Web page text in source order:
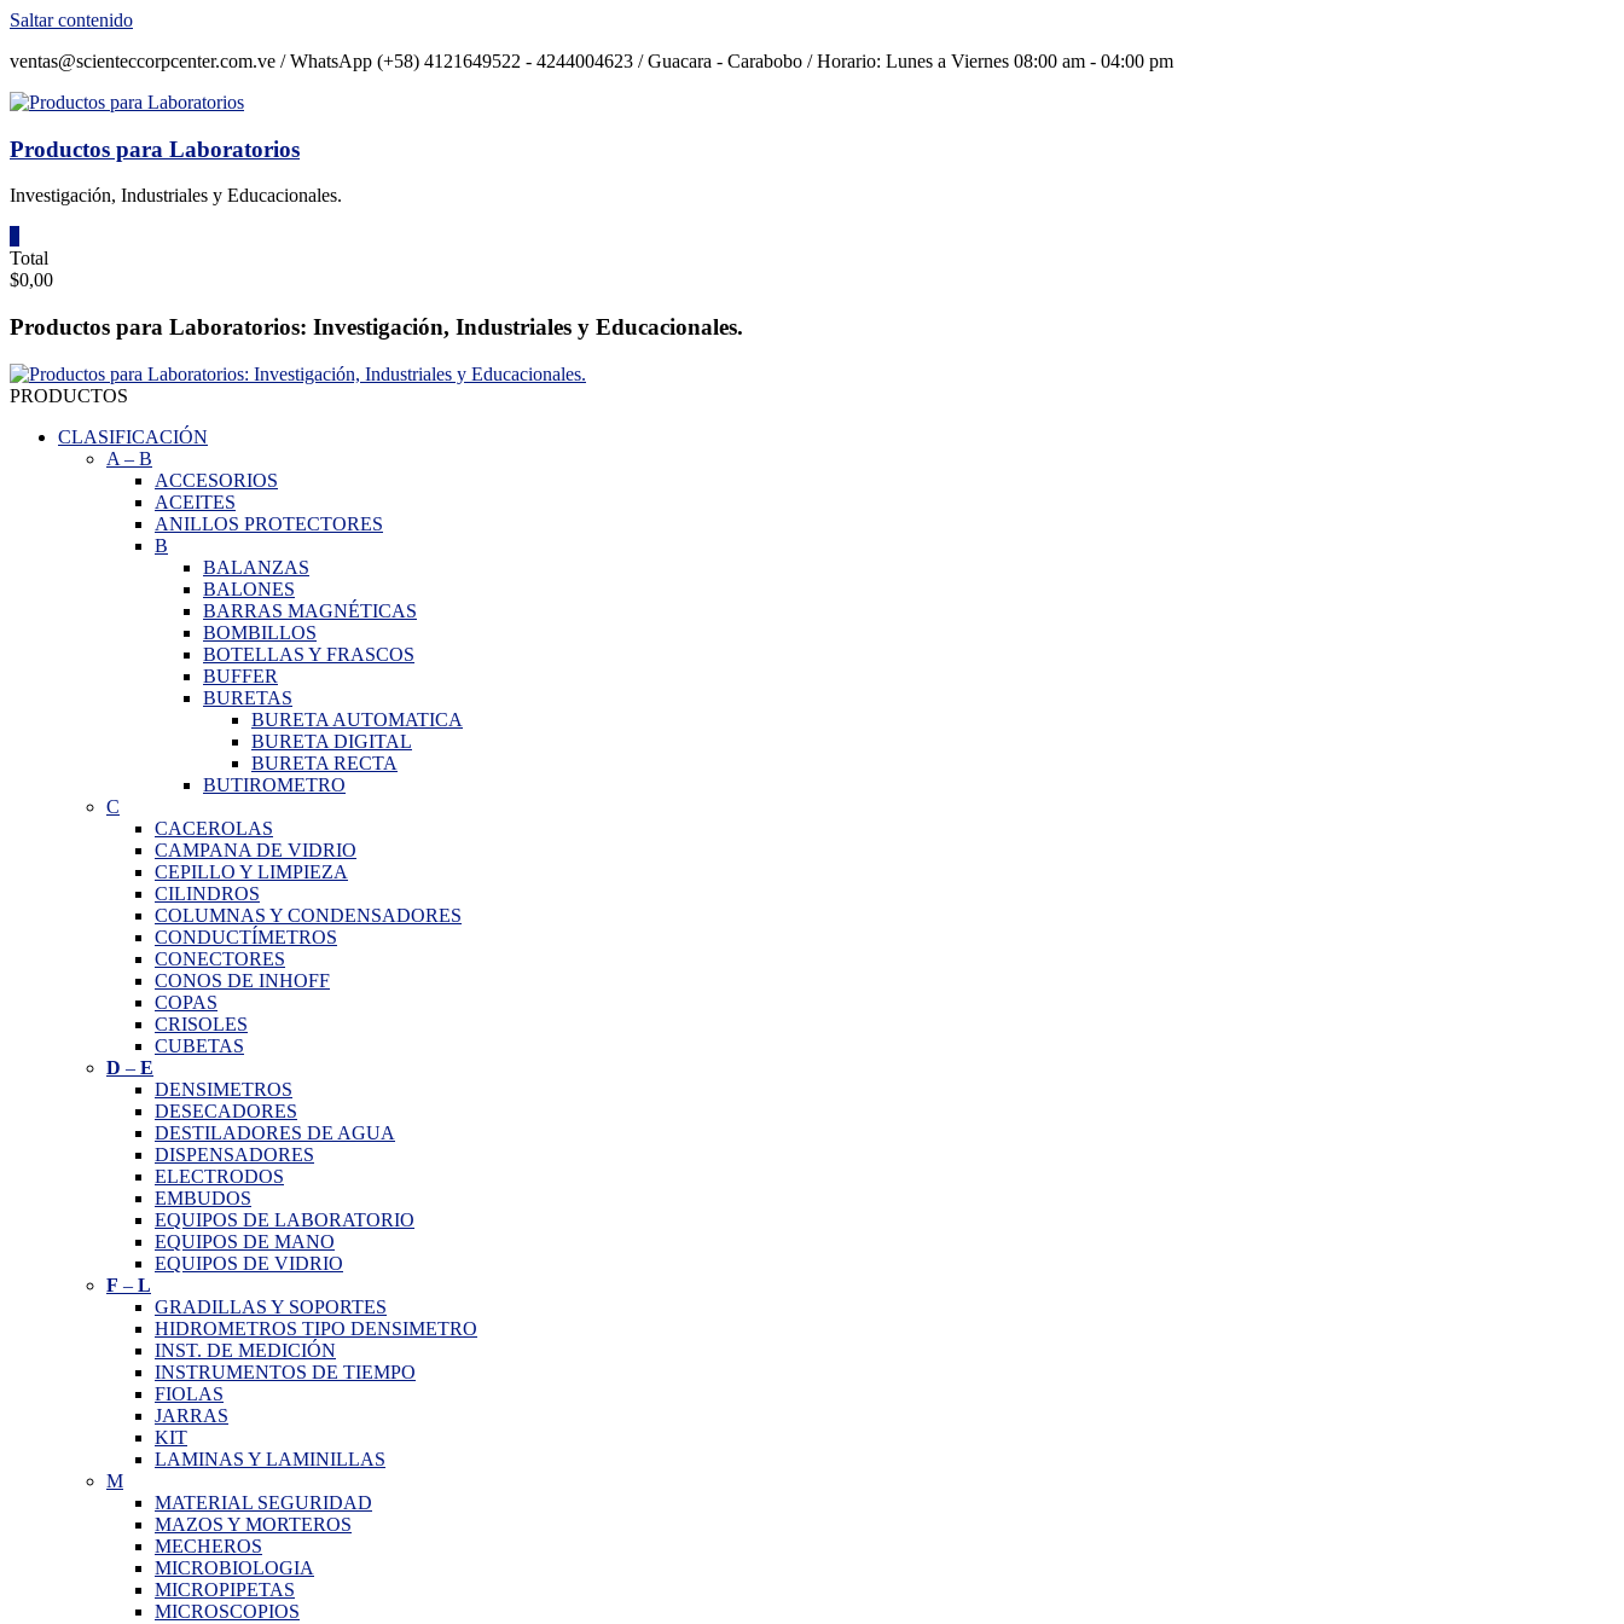
Saltar contenido
ventas@scienteccorpcenter.com.ve / WhatsApp (+58) 4121649522 - 4244004623 / Guacara - Carabobo / Horario: Lunes a Viernes 08:00 am - 04:00 pm
Productos para Laboratorios
Investigación, Industriales y Educacionales.
Total
$0,00
Productos para Laboratorios: Investigación, Industriales y Educacionales.
PRODUCTOS
CLASIFICACIÓN
A – B
ACCESORIOS
ACEITES
ANILLOS PROTECTORES
B
BALANZAS
BALONES
BARRAS MAGNÉTICAS
BOMBILLOS
BOTELLAS Y FRASCOS
BUFFER
BURETAS
BURETA AUTOMATICA
BURETA DIGITAL
BURETA RECTA
BUTIROMETRO
C
CACEROLAS
CAMPANA DE VIDRIO
CEPILLO Y LIMPIEZA
CILINDROS
COLUMNAS Y CONDENSADORES
CONDUCTÍMETROS
CONECTORES
CONOS DE INHOFF
COPAS
CRISOLES
CUBETAS
D – E
DENSIMETROS
DESECADORES
DESTILADORES DE AGUA
DISPENSADORES
ELECTRODOS
EMBUDOS
EQUIPOS DE LABORATORIO
EQUIPOS DE MANO
EQUIPOS DE VIDRIO
F – L
GRADILLAS Y SOPORTES
HIDROMETROS TIPO DENSIMETRO
INST. DE MEDICIÓN
INSTRUMENTOS DE TIEMPO
FIOLAS
JARRAS
KIT
LAMINAS Y LAMINILLAS
M
MATERIAL SEGURIDAD
MAZOS Y MORTEROS
MECHEROS
MICROBIOLOGIA
MICROPIPETAS
MICROSCOPIOS